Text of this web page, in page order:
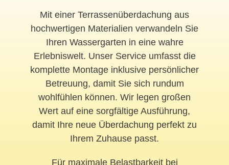
Mit einer Terrassenüberdachung aus
hochwertigen Materialien verwandeln Sie
Ihren Wassergarten in eine wahre
Erlebniswelt. Unser Service umfasst die
komplette Montage inklusive persönlicher
Betreuung, damit Sie sich rundum
wohlfühlen können. Wir legen großen
Wert auf eine sorgfältige Ausführung,
damit Ihre neue Überdachung perfekt zu
Ihrem Zuhause passt.
Für maximale Belastbarkeit bei